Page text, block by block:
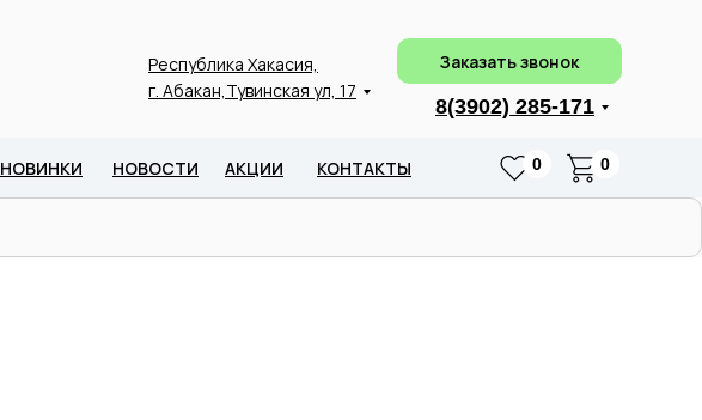
Республика Хакасия,
г. Абакан,Тувинская ул, 17
8(3902) 285-171
Заказать звонок
0
0
АКЦИИ
НОВОСТИ
НОВИНКИ КОНТАКТЫ